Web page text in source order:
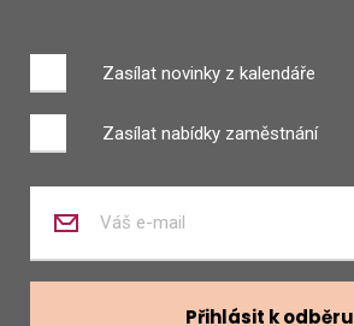
Zasílat novinky z kalendáře
Zasílat nabídky zaměstnání
váš
mail
Přihlásit k odběru